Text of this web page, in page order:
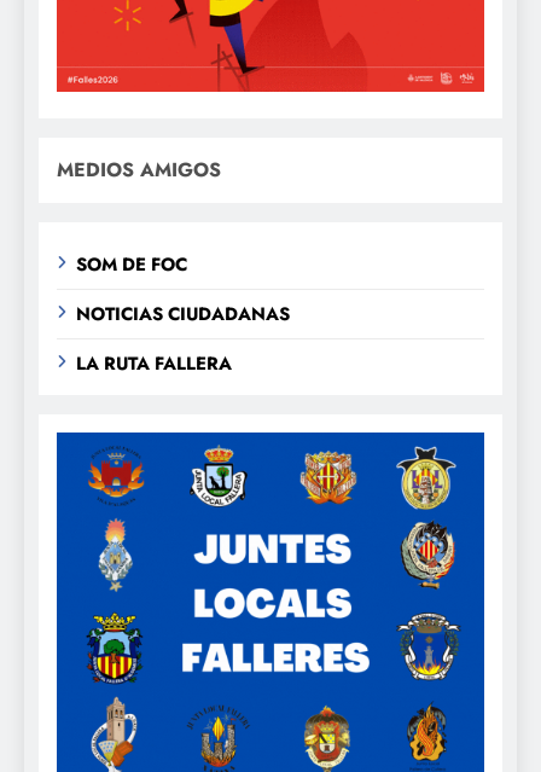
MEDIOS AMIGOS
SOM DE FOC
NOTICIAS CIUDADANAS
LA RUTA FALLERA